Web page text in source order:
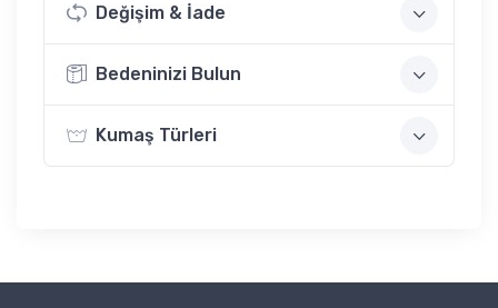
Değişim & İade
Bedeninizi Bulun
Kumaş Türleri